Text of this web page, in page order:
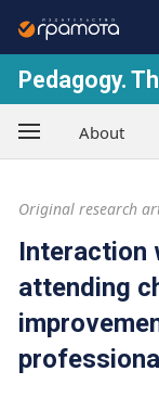
Pedagogy.
About
Original research
Interaction
attending